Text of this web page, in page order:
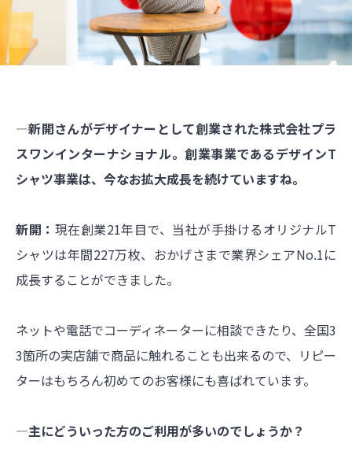
―新開さんがデザイナーとして創業された株式会社プラ
スワンインターナショナル。創業事業であるデザインT
シャツ事業は、今なお拡大成長を続けていますね。
新開： 現在創業21年目で、当社が手掛けるオリジナルT
シャツは年間227万枚、おかげさまで業界シェアNo.1に
成長することができました。
ネットや電話でコーディネーターに相談できたり、全国3
3箇所の実店舗で商品に触れることも出来るので、リピー
ターはもちろん初めてのお客様にも喜ばれています。
―主にどういった方のご利用が多いのでしょうか？